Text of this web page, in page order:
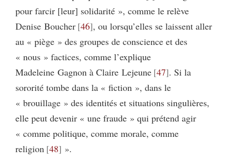
pour farcir [leur] solidarité », comme le relève
Denise Boucher 46 , ou lorsqu’elles se laissent aller
au « piège » des groupes de conscience et des
« nous » factices, comme l’explique
Madeleine Gagnon à Claire Lejeune 47 . Si la
sororité tombe dans la « fiction », dans le
« brouillage » des identités et situations singulières,
elle peut devenir « une fraude » qui prétend agir
« comme politique, comme morale, comme
religion 48 ».